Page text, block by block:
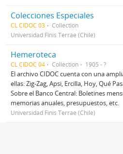
Colecciones Especiales
CL CIDOC 03
Collection
Universidad Finis Terrae (Chile)
Hemeroteca
CL CIDOC 04 Collection 1905 - ?
El archivo CIDOC cuenta con una
ellas: Zig-Zag, Apsi, Ercilla, Hoy, Qué
Sobre el Banco Central: Boletines
memorias anuales, presupuestos, etc.
Universidad Finis Terrae (Chile)